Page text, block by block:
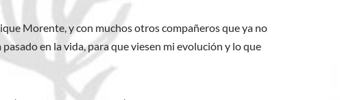
Morente, y con muchos otros compañeros que ya no
en la vida, para que viesen mi evolución y lo que